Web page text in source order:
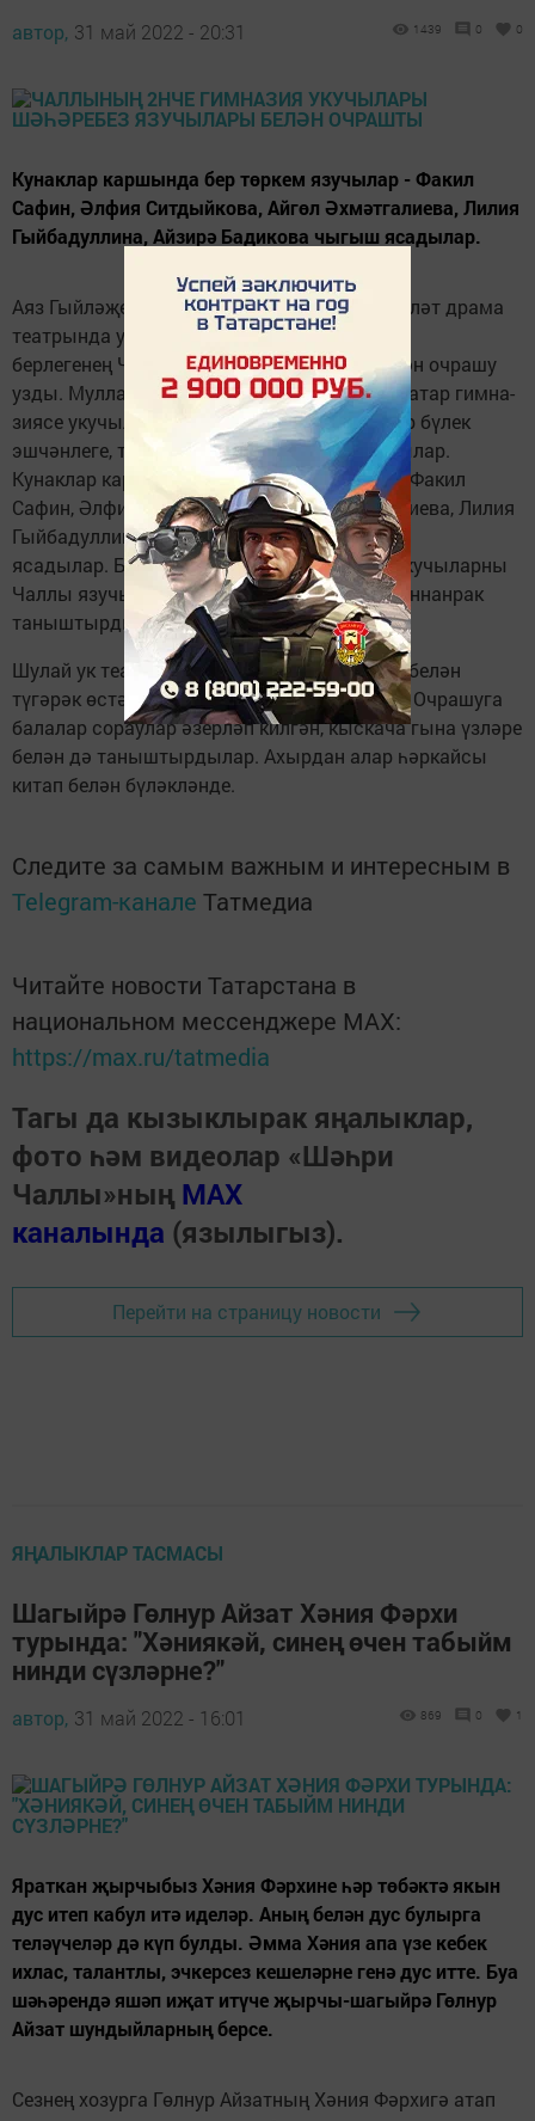
автор, 31 май 2022 - 20:31 1439 0 0
Кунаклар кар­шында бер төркем язу­чылар - Факил
Сафин, Әлфия Ситдыйкова, Айгөл Әхмәтгалиева, Лилия
Гыйбадуллина, Айзирә Бадикова чыгыш ясадылар.
Аяз Гый­ләҗев исемендәге Чал­лы татар дәүләт драма
театрында урнашкан Татарст­ан Язучылар
берлегенең Чаллы бүлегендә укучылар белән очрашу
узды. Мулл­анур Вахитов исеменд­әге 2нче татар гимна­
зиясе укучылары, укы­тучылары, ата-аналар бүлек
эшчәнлеге, театр тормышы белән таныштылар.
Кунаклар кар­шында бер төркем язу­чылар - Факил
Сафин, Әлфия Ситдыйкова, Айгөл Әхмәтгалиева, Лилия
Гыйбадуллина, Айзирә Бадикова чыгыш
ясадылар. Бүлек җитәкчесе Факил Сафин укучыларны
Чаллы язучылары, бүлек тарихы белән якыннанрак
таныштырды.
Шулай ук театрның кече залында кунаклар белән
түгәрәк өстәл янында фикер алышу булды. Очрашуга
балалар сораулар әзерләп килгән, кыскача гына үзләре
белән дә таныштырдылар. Ахырдан алар һәркайсы
китап белән бүләкләнде.
Следите за самым важным и интересным в
Telegram-канале Татмедиа
Читайте новости Татарстана в
национальном мессенджере MАХ:
https://max.ru/tatmedia
Тагы да кызыклырак яңалыклар,
фото һәм видеолар «Шәһри
Чаллы»ның MAX
каналында (язылыгыз).
Перейти на страницу новости
ЯҢАЛЫКЛАР ТАСМАСЫ
Шагыйрә Гөлнур Айзат Хәния Фәрхи
турында: "Хәниякәй, синең өчен табыйм
нинди сүзләрне?"
автор, 31 май 2022 - 16:01 869 0 1
Яраткан җырчыбыз Хәния Фәрхине һәр төбәктә якын
дус итеп кабул итә иделәр. Аның белән дус булырга
теләүчеләр дә күп булды. Әмма Хәния апа үзе кебек
ихлас, талантлы, эчкерсез кешеләрне генә дус итте. Буа
шәһәрендә яшәп иҗат итүче җырчы-шагыйрә Гөлнур
Айзат шундыйларның берсе.
Сезнең хозурга Гөлнур Айзатның Хәния Фәрхигә атап